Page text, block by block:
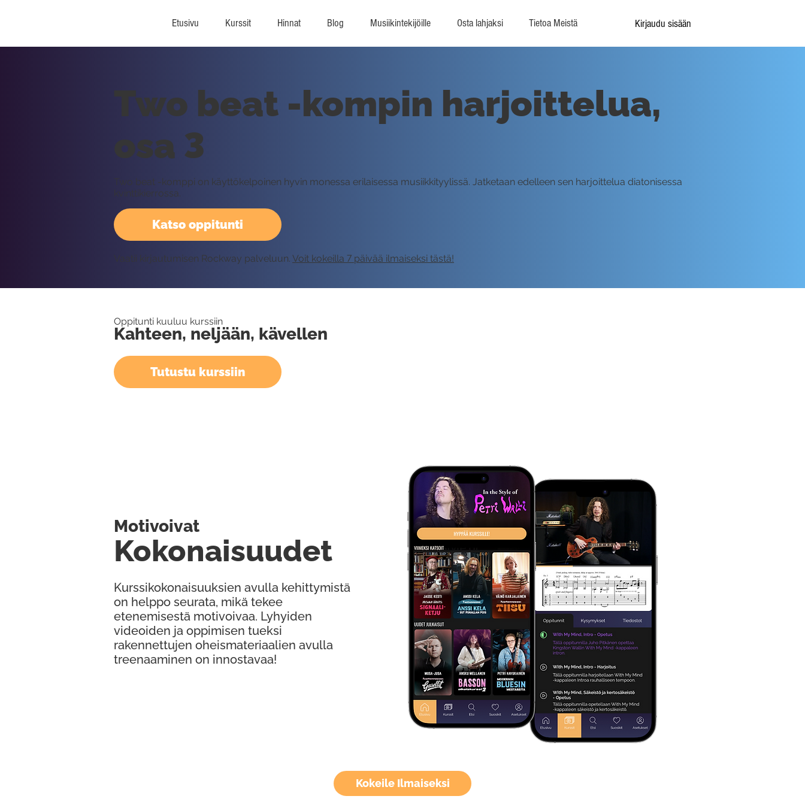
Etusivu Kurssit Hinnat Blog Musiikintekijöille Osta lahjaksi Tietoa Meistä Kirjaudu sisään
Kokeile Ilmaiseksi
Katso oppitunti
Two beat -kompin harjoittelua,
osa 3
Two beat -komppi on käyttökelpoinen hyvin monessa erilaisessa musiikkityylissä. Jatketaan edelleen sen harjoittelua diatonisessa
kvinttikierrossa.
Vaatii kirjautumisen Rockway palveluun. Voit kokeilla 7 päivää ilmaiseksi tästä!
Oppitunti kuuluu kurssiin
Kahteen, neljään, kävellen
Tutustu kurssiin
Kurssikokonaisuuksien avulla kehittymistä
on helppo seurata, mikä tekee
etenemisestä motivoivaa. Lyhyiden
videoiden ja oppimisen tueksi
rakennettujen oheismateriaalien avulla
treenaaminen on innostavaa!
Kokonaisuudet
Motivoivat